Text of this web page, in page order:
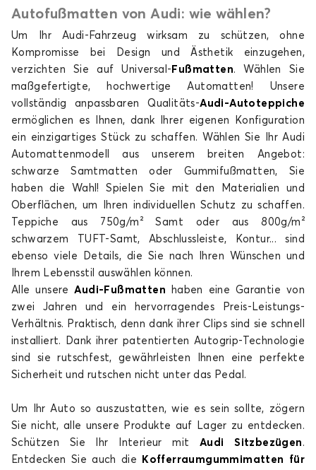
Fußmatten für AUDI A6
A8
Fußmatten für AUDI A8
e-tron
Autofußmatten von Audi: wie wählen?
Um Ihr Audi-Fahrzeug wirksam zu schützen, ohne
Kompromisse bei Design und Ästhetik einzugehen,
verzichten Sie auf Universal- Fußmatten. Wählen Sie
maßgefertigte, hochwertige Automatten! Unsere
vollständig anpassbaren Qualitäts-Audi-Autoteppiche
ermöglichen es Ihnen, dank Ihrer eigenen Konfiguration
ein einzigartiges Stück zu schaffen. Wählen Sie Ihr Audi
Automattenmodell aus unserem breiten Angebot:
schwarze Samtmatten oder Gummifußmatten, Sie
haben die Wahl! Spielen Sie mit den Materialien und
Oberflächen, um Ihren individuellen Schutz zu schaffen.
Teppiche aus 750g/m² Samt oder aus 800g/m²
schwarzem TUFT-Samt, Abschlussleiste, Kontur... sind
ebenso viele Details, die Sie nach Ihren Wünschen und
Ihrem Lebensstil auswählen können.
Alle unsereAudi-Fußmatten haben eine Garantie von
zwei Jahren und ein hervorragendes Preis-Leistungs-
Verhältnis. Praktisch, denn dank ihrer Clips sind sie schnell
installiert. Dank ihrer patentierten Autogrip-Technologie
sind sie rutschfest, gewährleisten Ihnen eine perfekte
Sicherheit und rutschen nicht unter das Pedal.
Um Ihr Auto so auszustatten, wie es sein sollte, zögern
Sie nicht, alle unsere Produkte auf Lager zu entdecken.
Schützen Sie Ihr Interieur mit
Audi Sitzbezügen .
Entdecken Sie auch die
Kofferraumgummimatten für